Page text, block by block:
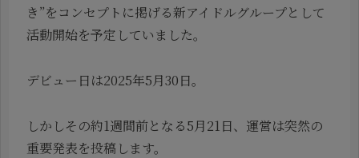
き”をコンセプトに掲げる新アイドルグループとして
活動開始を予定していました。
デビュー日は2025年5月30日。
しかしその約1週間前となる5月21日、運営は突然の
重要発表を投稿します。